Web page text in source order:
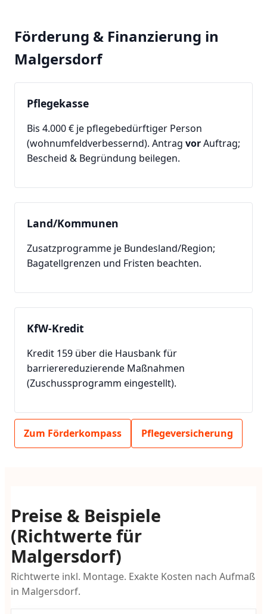
Förderung & Finanzierung in
Malgersdorf
Pflegekasse
Bis 4.000 € je pflegebedürftiger Person
(wohnumfeldverbessernd). Antrag vorAuftrag;
Bescheid & Begründung beilegen.
Land/Kommunen
Zusatzprogramme je Bundesland/Region;
Bagatellgrenzen und Fristen beachten.
KfW-Kredit
Kredit 159 über die Hausbank für
barrierereduzierende Maßnahmen
(Zuschussprogramm eingestellt).
Zum Förderkompass Pflegeversicherung
Preise & Beispiele
(Richtwerte für
Malgersdorf)
Richtwerte inkl. Montage. Exakte Kosten nach Aufmaß
in Malgersdorf.